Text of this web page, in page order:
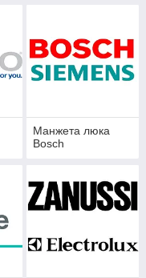
Манжета люка
Bosch